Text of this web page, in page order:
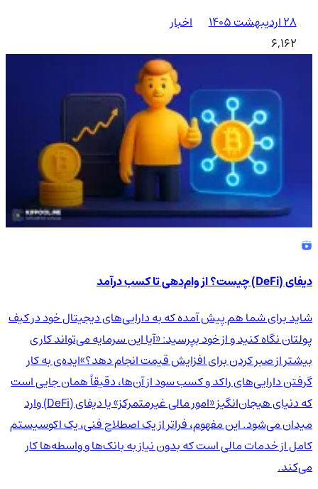
۲۸ اردیبهشت ۱۴۰۵
اخبار
6,162
دیفای (DeFi) چیست؟ از وام‌دهی تا کسب درآمد
شاید برای شما هم پیش آمده که به دارایی‌های دیجیتال خود در کیف
پولتان نگاه کنید و از خود بپرسید: «آیا این سرمایه می‌تواند کاری
بیشتر از صبر کردن برای افزایش قیمت انجام دهد؟»ایده‌ی به کار
گرفتن دارایی‌های راکد و کسب سود از آن‌ها، دقیقاً همان جایی است
که دنیای هیجان‌انگیز «امور مالی غیرمتمرکز» یا دیفای (DeFi) وارد
میدان می‌شود. این مفهوم، فراتر از یک اصطلاح فنی، یک اکوسیستم
کامل از خدمات مالی است که بدون نیاز به بانک‌ها و واسطه‌ها کار
می‌کند.